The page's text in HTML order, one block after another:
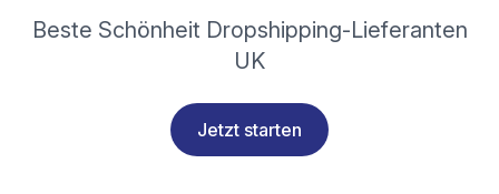
Beste Schönheit Dropshipping-Lieferanten
UK
Jetzt starten